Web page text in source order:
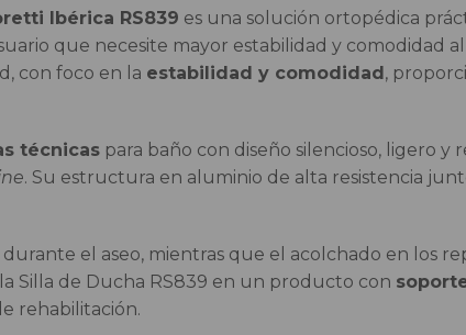
Ibérica RS839 es una solución ortopédica
que necesite mayor estabilidad y comodidad
con foco en la estabilidad y comodidad,
técnicas para baño con diseño silencioso, ligero
. Su estructura en aluminio de alta resistencia
el aseo, mientras que el acolchado en los
Silla de Ducha RS839 en un producto con
rehabilitación.